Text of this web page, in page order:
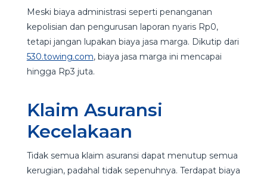
Meski biaya administrasi seperti penanganan
kepolisian dan pengurusan laporan nyaris Rp0,
tetapi jangan lupakan biaya jasa marga. Dikutip dari
530.towing.com, biaya jasa marga ini mencapai
hingga Rp3 juta.
Klaim Asuransi
Kecelakaan
Tidak semua klaim asuransi dapat menutup semua
kerugian, padahal tidak sepenuhnya. Terdapat biaya